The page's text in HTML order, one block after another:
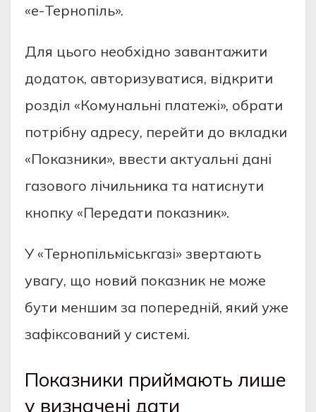
«е-Тернопіль».
Для цього необхідно завантажити
додаток, авторизуватися, відкрити
розділ «Комунальні платежі», обрати
потрібну адресу, перейти до вкладки
«Показники», ввести актуальні дані
газового лічильника та натиснути
кнопку «Передати показник».
У «Тернопільміськгазі» звертають
увагу, що новий показник не може
бути меншим за попередній, який уже
зафіксований у системі.
Показники приймають лише
у визначені дати